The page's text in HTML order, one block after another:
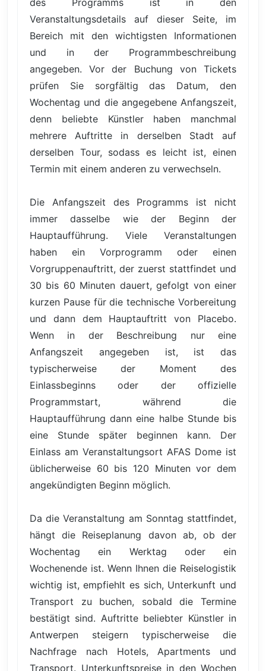
Veranstaltungsdetails auf dieser Seite, im
Bereich mit den wichtigsten Informationen
und in der Programmbeschreibung
angegeben. Vor der Buchung von Tickets
prüfen Sie sorgfältig das Datum, den
Wochentag und die angegebene Anfangszeit,
denn beliebte Künstler haben manchmal
mehrere Auftritte in derselben Stadt auf
derselben Tour, sodass es leicht ist, einen
Termin mit einem anderen zu verwechseln.
Die Anfangszeit des Programms ist nicht
immer dasselbe wie der Beginn der
Hauptaufführung. Viele Veranstaltungen
haben ein Vorprogramm oder einen
Vorgruppenauftritt, der zuerst stattfindet und
30 bis 60 Minuten dauert, gefolgt von einer
kurzen Pause für die technische Vorbereitung
und dann dem Hauptauftritt von Placebo.
Wenn in der Beschreibung nur eine
Anfangszeit angegeben ist, ist das
typischerweise der Moment des
Einlassbeginns oder der offizielle
Programmstart, während die
Hauptaufführung dann eine halbe Stunde bis
eine Stunde später beginnen kann. Der
Einlass am Veranstaltungsort AFAS Dome ist
üblicherweise 60 bis 120 Minuten vor dem
angekündigten Beginn möglich.
Da die Veranstaltung am Sonntag stattfindet,
hängt die Reiseplanung davon ab, ob der
Wochentag ein Werktag oder ein
Wochenende ist. Wenn Ihnen die Reiselogistik
wichtig ist, empfiehlt es sich, Unterkunft und
Transport zu buchen, sobald die Termine
bestätigt sind. Auftritte beliebter Künstler in
Antwerpen steigern typischerweise die
Nachfrage nach Hotels, Apartments und
Transport. Unterkunftspreise in den Wochen